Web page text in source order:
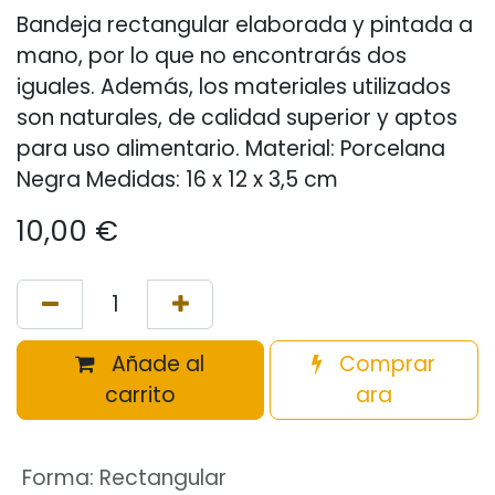
Bandeja rectangular elaborada y pintada a
mano, por lo que no encontrarás dos
iguales. Además, los materiales utilizados
son naturales, de calidad superior y aptos
para uso alimentario. Material: Porcelana
Negra Medidas: 16 x 12 x 3,5 cm
10,00 €
Añade al
carrito
Comprar
ara
Forma: Rectangular